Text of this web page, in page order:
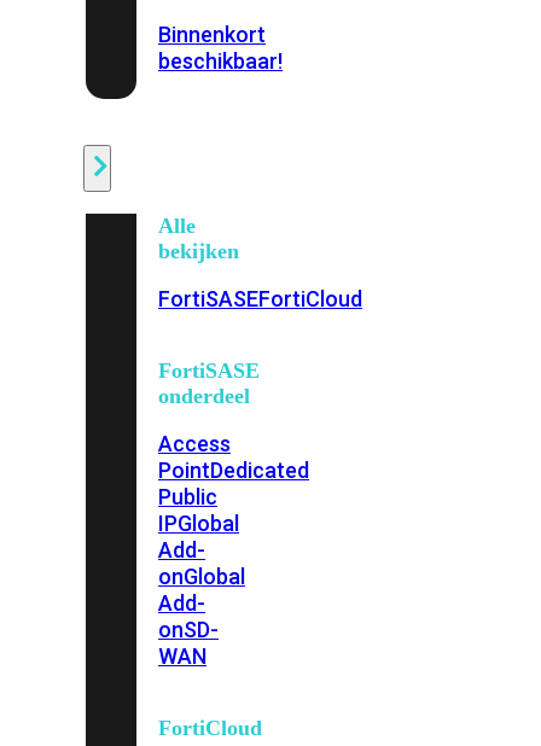
Binnenkort
beschikbaar!
Alle
bekijken
FortiSASEFortiCloud
FortiSASE
onderdeel
Access
PointDedicated
Public
IPGlobal
Add-
onGlobal
Add-
onSD-
WAN
FortiCloud